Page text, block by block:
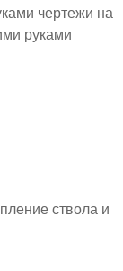
чертежи на
руками
ствола и